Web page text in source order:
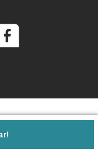
Gafas de Sol